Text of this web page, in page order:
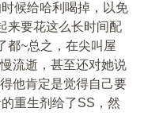
候给哈利喝掉，以免
来要花这么长时间配
都~总之，在尖叫屋
流逝，甚至还对她说
他肯定是觉得自己要
重生剂给了SS，然